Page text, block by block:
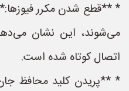
* **قطع شدن مکرر
می‌شوند، این نشان
اتصال کوتاه شده است.
* **پریدن کلید محافظ